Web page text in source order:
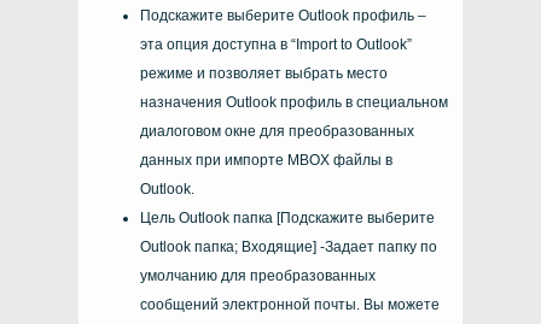
Подскажите выберите Outlook профиль –
эта опция доступна в “ Import to Outlook”
режиме и позволяет выбрать место
назначения Outlook профиль в специальном
диалоговом окне для преобразованных
данных при импорте MBOX файлы в
Outlook.
Цель Outlook папка [Подскажите выберите
Outlook папка; Входящие] -Задает папку по
умолчанию для преобразованных
сообщений электронной почты. Вы можете